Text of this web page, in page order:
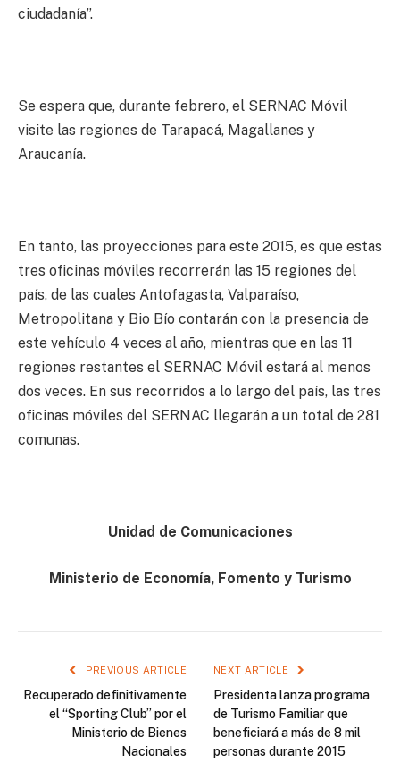
ciudadanía”.
Se espera que, durante febrero, el SERNAC Móvil
visite las regiones de Tarapacá, Magallanes y
Araucanía.
En tanto, las proyecciones para este 2015, es que estas
tres oficinas móviles recorrerán las 15 regiones del
país, de las cuales Antofagasta, Valparaíso,
Metropolitana y Bio Bío contarán con la presencia de
este vehículo 4 veces al año, mientras que en las 11
regiones restantes el SERNAC Móvil estará al menos
dos veces. En sus recorridos a lo largo del país, las tres
oficinas móviles del SERNAC llegarán a un total de 281
comunas.
Unidad de Comunicaciones
Ministerio de Economía, Fomento y Turismo
PREVIOUS ARTICLE
Recuperado definitivamente
el “Sporting Club” por el
Ministerio de Bienes
Nacionales
NEXT ARTICLE
Presidenta lanza programa
de Turismo Familiar que
beneficiará a más de 8 mil
personas durante 2015